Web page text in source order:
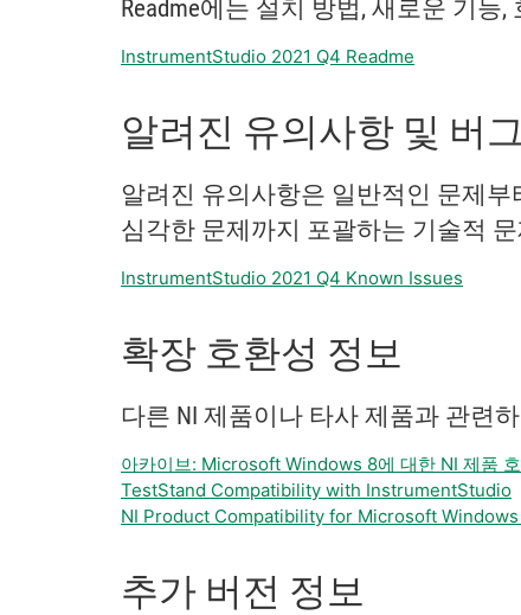
Readme에는 설치 방법, 새로운 기
InstrumentStudio 2021 Q4 Readme
알려진 유의사항 및 버그
알려진 유의사항은 일반적인 문제부
심각한 문제까지 포괄하는 기술적
InstrumentStudio 2021 Q4 Known Issues
확장 호환성 정보
다른 NI 제품이나 타사 제품과 관련
아카이브: Microsoft Windows 8에 대한 NI 제품
TestStand Compatibility with InstrumentStudio
NI Product Compatibility for Microsoft Windows
추가 버전 정보